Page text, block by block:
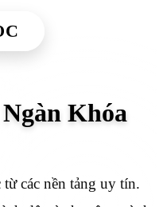
Khóa
các nền tảng uy tín.